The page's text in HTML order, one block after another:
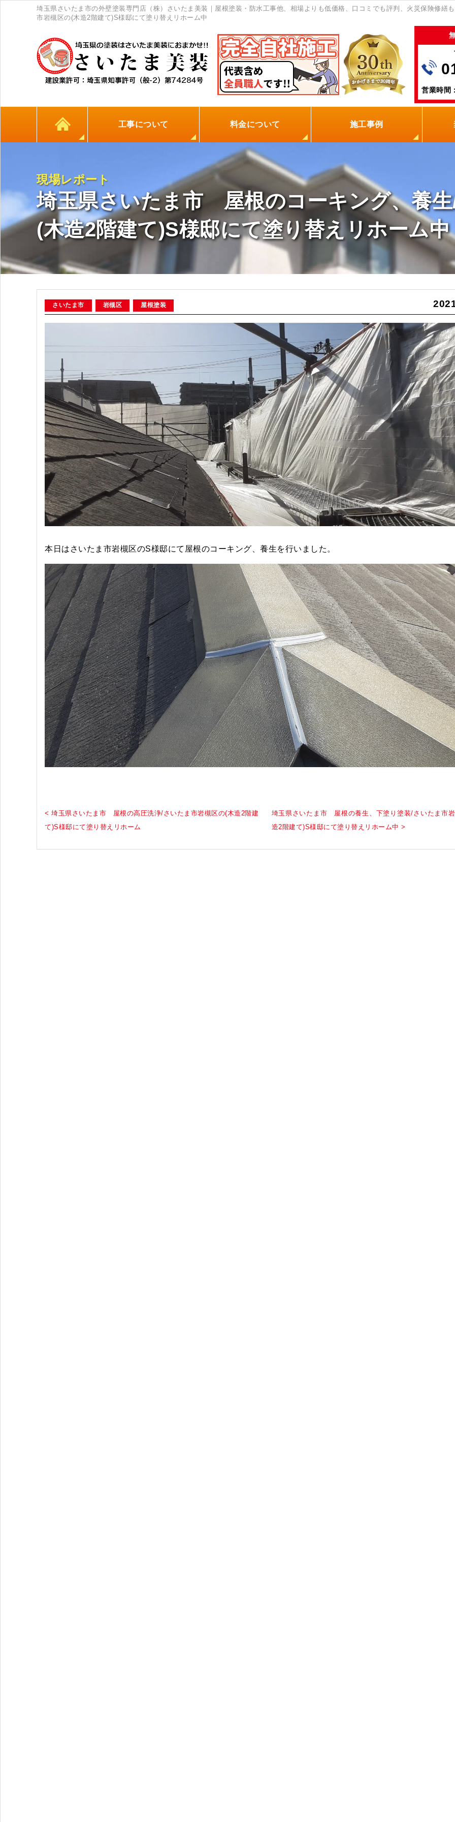
埼玉県さいたま市の外壁塗装専門店（株）さいたま美装｜屋根塗装・防水工事他、相場よりも低価格、口コミでも評判、火災保険修
市岩槻区の(木造2階建て)S様邸にて塗り替えリホーム中
営業時間
工事について 料金について
地元の塗装屋を選ぶ理由
0円点検
火災保険
保証制度
施工事例
現場レポート
埼玉県さいたま市 屋根のコーキング、養
(木造2階建て)S様邸にて塗り替えリホーム中
さいたま市 岩槻区 屋根塗装
本日はさいたま市岩槻区のS様邸にて屋根のコーキング、養生を行いました。
< 埼玉県さいたま市 屋根の高圧洗浄/さいたま市岩槻区の(木造2階建
て)S様邸にて塗り替えリホーム
埼玉県さいたま市 屋根の養生、下塗り塗装/さいたま市
造2階建て)S様邸にて塗り替えリホーム中 >